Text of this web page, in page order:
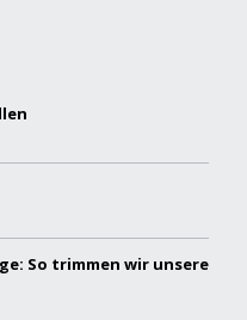
So trimmen wir unsere